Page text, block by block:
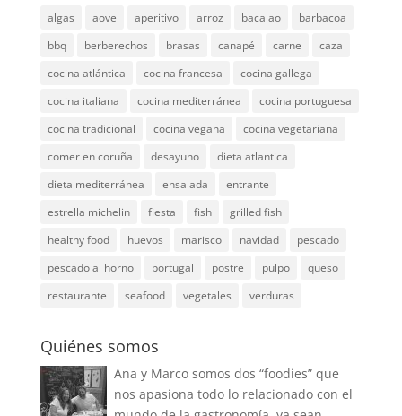
algas aove aperitivo arroz bacalao
barbacoa
bbq
berberechos brasas canapé carne
caza
cocina atlántica
cocina francesa
cocina gallega
cocina italiana
cocina mediterránea
cocina portuguesa
cocina tradicional
cocina vegana
cocina vegetariana
comer en coruña
desayuno
dieta atlantica
dieta mediterránea
ensalada
entrante
estrella michelin
fiesta fish
grilled fish
healthy food
huevos marisco navidad
pescado
pescado al horno
portugal postre pulpo
queso
restaurante
seafood vegetales verduras
Quiénes somos
Ana y Marco somos dos “foodies” que
nos apasiona todo lo relacionado con el